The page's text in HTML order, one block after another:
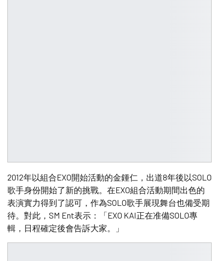
2012年以組合EXO開始活動的金鍾仁，出道8年後以SOLO
歌手身份開始了新的挑戰。在EXO組合活動期間出色的
表演實力得到了認可，作為SOLO歌手展現舞台也備受期
待。對此，SM Ent表示：「EXO KAI正在准備SOLO專
輯，日程確定後會告訴大家。」